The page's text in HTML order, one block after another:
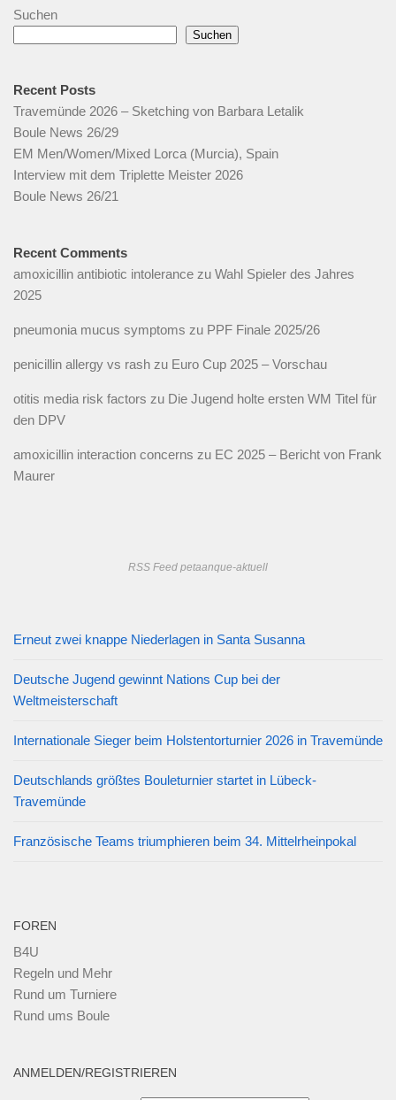
Suchen
Suchen
Recent Posts
Travemünde 2026 – Sketching von Barbara Letalik
Boule News 26/29
EM Men/Women/Mixed Lorca (Murcia), Spain
Interview mit dem Triplette Meister 2026
Boule News 26/21
Recent Comments
amoxicillin antibiotic intolerance zu Wahl Spieler des Jahres
2025
pneumonia mucus symptoms zu PPF Finale 2025/26
penicillin allergy vs rash zu Euro Cup 2025 – Vorschau
otitis media risk factors zu Die Jugend holte ersten WM Titel für
den DPV
amoxicillin interaction concerns zu EC 2025 – Bericht von Frank
Maurer
RSS Feed petaanque-aktuell
Erneut zwei knappe Niederlagen in Santa Susanna
Deutsche Jugend gewinnt Nations Cup bei der
Weltmeisterschaft
Internationale Sieger beim Holstentorturnier 2026 in Travemünde
Deutschlands größtes Bouleturnier startet in Lübeck-
Travemünde
Französische Teams triumphieren beim 34. Mittelrheinpokal
FOREN
B4U
Regeln und Mehr
Rund um Turniere
Rund ums Boule
ANMELDEN/REGISTRIEREN